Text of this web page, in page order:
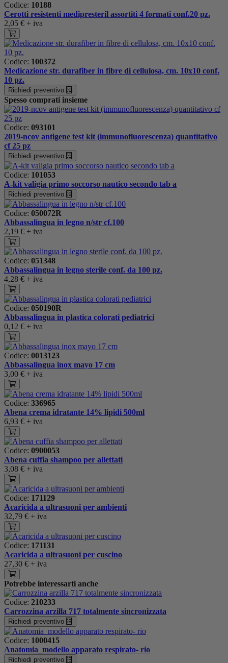
Codice: 10188
Cerotti resistenti medipresteril assortiti 4 formati conf.20 pz.
2,05 € + iva
Codice: 100372
Medicazione str. durafiber in fibre di cellulosa, cm. 10x10 conf.
10 pz.
Richiedi preventivo
Spesso comprati insieme
Codice: 093101
2019-ncov antigene test kit (immunofluorescenza) quantitativo
cf 25 pz
Richiedi preventivo
Codice: 101053
A-kit valigia primo soccorso nautico secondo tab a
Richiedi preventivo
Codice: 050072R
Abbassalingua in legno n/str cf.100
2,19 € + iva
Codice: 051348
Abbassalingua in legno sterile conf. da 100 pz.
4,28 € + iva
Codice: 050190R
Abbassalingua in plastica colorati pediatrici
0,12 € + iva
Codice: 0013123
Abbassalingua inox mayo 17 cm
3,00 € + iva
Codice: 336965
Abena crema idratante 14% lipidi 500ml
6,93 € + iva
Codice: 0900053
Abena cuffia shampoo per allettati
3,08 € + iva
Codice: 171129
Acaricida a ultrasuoni per ambienti
32,79 € + iva
Codice: 171131
Acaricida a ultrasuoni per cuscino
27,30 € + iva
Potrebbe interessarti anche
Codice: 210233
Carrozzina arzilla 717 totalmente sincronizzata
Richiedi preventivo
Codice: 1000415
Anatomia_modello apparato respirato- rio
Richiedi preventivo